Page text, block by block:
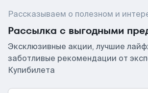
Рассказываем о полезном и
Рассылка с выгодными
Эксклюзивные акции, лучшие
заботливые рекомендации от
Купибилета